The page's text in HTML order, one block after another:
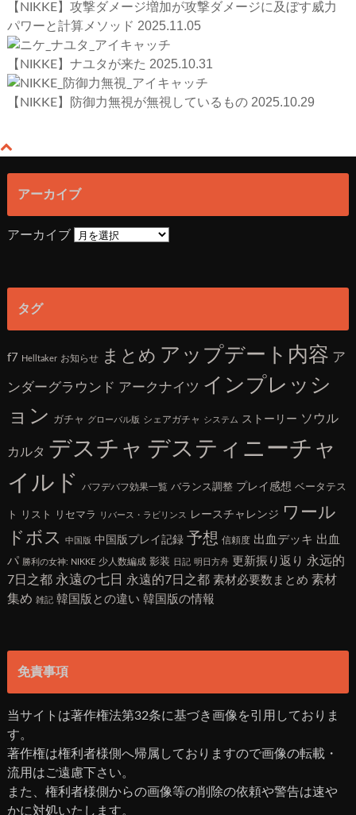
【NIKKE】攻撃ダメージ増加が攻撃ダメージに及ぼす威力
パワーと計算メソッド 2025.11.05
【NIKKE】ナユタが来た 2025.10.31
【NIKKE】防御力無視が無視しているもの 2025.10.29
アーカイブ
アーカイブ
タグ
f7 Helltaker お知らせ まとめ アップデート内容 ア
ンダーグラウンド アークナイツ インプレッシ
ョン ガチャ グローバル版 シェアガチャ システム ストーリー ソウル
カルタ デスチャ デスティニーチャ
イルド
バフデバフ効果一覧 バランス調整 プレイ感想 ベータテス
ト リスト リセマラ リバース・ラビリンス レースチャレンジ ワール
ドボス
中国版 中国版プレイ記録 予想 信頼度 出血デッキ 出血
パ 勝利の女神: NIKKE 少人数編成 影装 日記 明日方舟 更新振り返り 永远的
7日之都 永遠の七日 永遠的7日之都 素材必要数まとめ 素材
集め 雑記 韓国版との違い 韓国版の情報
免責事項
当サイトは著作権法第32条に基づき画像を引用しておりま
す。
著作権は権利者様側へ帰属しておりますので画像の転載・
流用はご遠慮下さい。
また、権利者様側からの画像等の削除の依頼や警告は速や
かに対処いたします。